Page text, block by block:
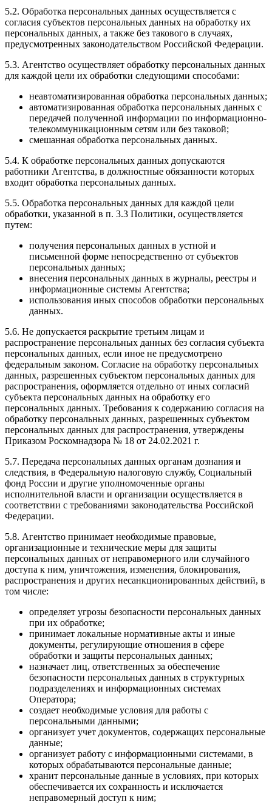
5.2. Обработка персональных данных осуществляется с
согласия субъектов персональных данных на обработку их
персональных данных, а также без такового в случаях,
предусмотренных законодательством Российской Федерации.
5.3. Агентство осуществляет обработку персональных данных
для каждой цели их обработки следующими способами:
неавтоматизированная обработка персональных данных;
автоматизированная обработка персональных данных с
передачей полученной информации по информационно-
телекоммуникационным сетям или без таковой;
смешанная обработка персональных данных.
5.4. К обработке персональных данных допускаются
работники Агентства, в должностные обязанности которых
входит обработка персональных данных.
5.5. Обработка персональных данных для каждой цели
обработки, указанной в п. 3.3 Политики, осуществляется
путем:
получения персональных данных в устной и
письменной форме непосредственно от субъектов
персональных данных;
внесения персональных данных в журналы, реестры и
информационные системы Агентства;
использования иных способов обработки персональных
данных.
5.6. Не допускается раскрытие третьим лицам и
распространение персональных данных без согласия субъекта
персональных данных, если иное не предусмотрено
федеральным законом. Согласие на обработку персональных
данных, разрешенных субъектом персональных данных для
распространения, оформляется отдельно от иных согласий
субъекта персональных данных на обработку его
персональных данных. Требования к содержанию согласия на
обработку персональных данных, разрешенных субъектом
персональных данных для распространения, утверждены
Приказом Роскомнадзора № 18 от 24.02.2021 г.
5.7. Передача персональных данных органам дознания и
следствия, в Федеральную налоговую службу, Социальный
фонд России и другие уполномоченные органы
исполнительной власти и организации осуществляется в
соответствии с требованиями законодательства Российской
Федерации.
5.8. Агентство принимает необходимые правовые,
организационные и технические меры для защиты
персональных данных от неправомерного или случайного
доступа к ним, уничтожения, изменения, блокирования,
распространения и других несанкционированных действий, в
том числе:
определяет угрозы безопасности персональных данных
при их обработке;
принимает локальные нормативные акты и иные
документы, регулирующие отношения в сфере
обработки и защиты персональных данных;
назначает лиц, ответственных за обеспечение
безопасности персональных данных в структурных
подразделениях и информационных системах
Оператора;
создает необходимые условия для работы с
персональными данными;
организует учет документов, содержащих персональные
данные;
организует работу с информационными системами, в
которых обрабатываются персональные данные;
хранит персональные данные в условиях, при которых
обеспечивается их сохранность и исключается
неправомерный доступ к ним;